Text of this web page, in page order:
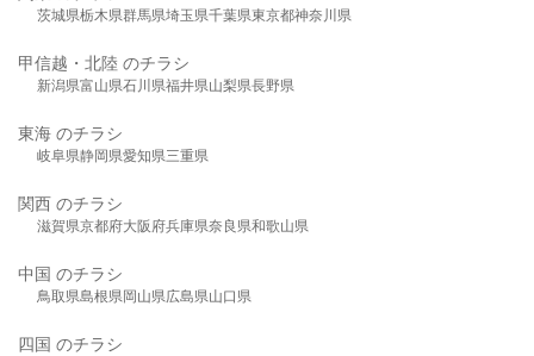
茨城県栃木県群馬県埼玉県千葉県東京都神奈川県
甲信越・北陸 のチラシ
新潟県富山県石川県福井県山梨県長野県
東海 のチラシ
岐阜県静岡県愛知県三重県
関西 のチラシ
滋賀県京都府大阪府兵庫県奈良県和歌山県
中国 のチラシ
鳥取県島根県岡山県広島県山口県
四国 のチラシ